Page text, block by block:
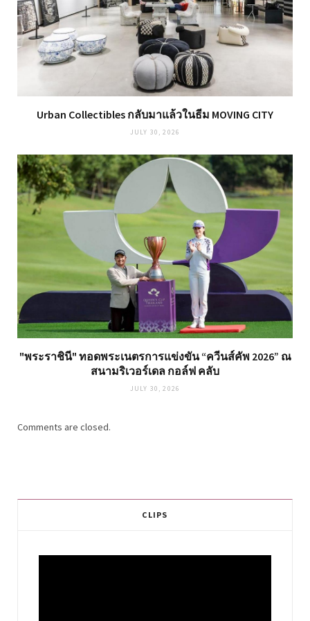
Urban Collectibles กลับมาแล้วในธีม MOVING CITY
JULY 30, 2026
"พระราชินี" ทอดพระเนตรการแข่งขัน “ควีนส์คัพ 2026” ณ
สนามริเวอร์เดล กอล์ฟ คลับ
JULY 30, 2026
Comments are closed.
CLIPS